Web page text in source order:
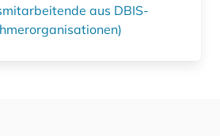
aus DBIS-